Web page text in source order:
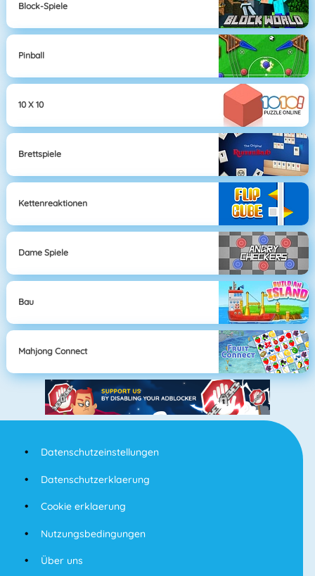
Block-Spiele
Pinball
10 X 10
Brettspiele
Kettenreaktionen
Dame Spiele
Bau
Mahjong Connect
Datenschutzeinstellungen
Datenschutzerklaerung
Cookie erklaerung
Nutzungsbedingungen
Über uns